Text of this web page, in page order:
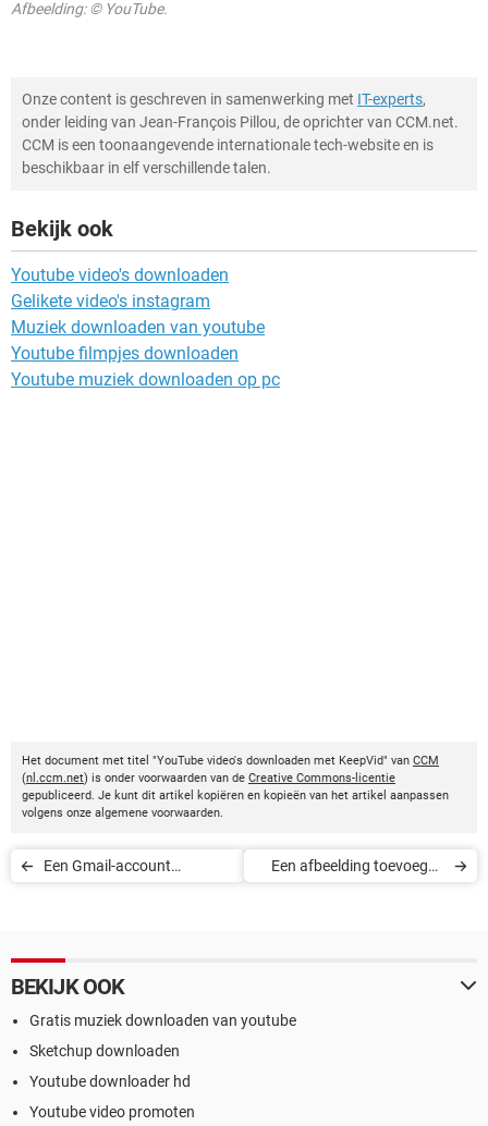
Afbeelding: © YouTube.
Onze content is geschreven in samenwerking met IT-experts,
onder leiding van Jean-François Pillou, de oprichter van CCM.net.
CCM is een toonaangevende internationale tech-website en is
beschikbaar in elf verschillende talen.
Bekijk ook
Youtube video's downloaden
Gelikete video's instagram
Muziek downloaden van youtube
Youtube filmpjes downloaden
Youtube muziek downloaden op pc
Het document met titel "YouTube video's downloaden met KeepVid" van CCM
(nl.ccm.net) is onder voorwaarden van de Creative Commons-licentie
gepubliceerd. Je kunt dit artikel kopiëren en kopieën van het artikel aanpassen
volgens onze algemene voorwaarden.
Een Gmail-account
Een afbeelding toevoegen
BEKIJK OOK
Gratis muziek downloaden van youtube
Sketchup downloaden
Youtube downloader hd
Youtube video promoten